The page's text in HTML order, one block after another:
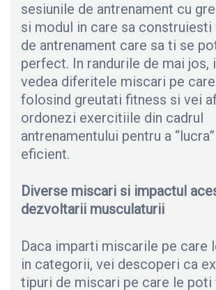
sesiunile de antrenament cu
si modul in care sa construiesti
de antrenament care sa ti se
perfect. In randurile de mai jos,
vedea diferitele miscari pe
folosind greutati fitness si vei
ordonezi exercitiile din cadrul
antrenamentului pentru a
eficient.
Diverse miscari si impactul
dezvoltarii musculaturii
Daca imparti miscarile pe care
in categorii, vei descoperi ca
tipuri de miscari pe care le poti